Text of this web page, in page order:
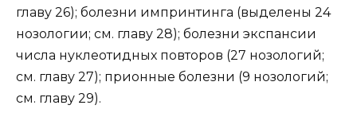
главу 26); болезни импринтинга (выделены 24
нозологии; см. главу 28); болезни экспансии
числа нуклеотидных повторов (27 нозологий;
см. главу 27); прионные болезни (9 нозологий;
см. главу 29).